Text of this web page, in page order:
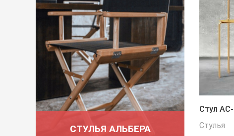
СТУЛЬЯ АЛЬБЕРА
Стул
Стулья